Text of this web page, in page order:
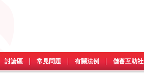
討論區 常見問題 有關法例 儲蓄互助社